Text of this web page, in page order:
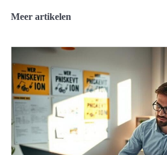
Meer artikelen